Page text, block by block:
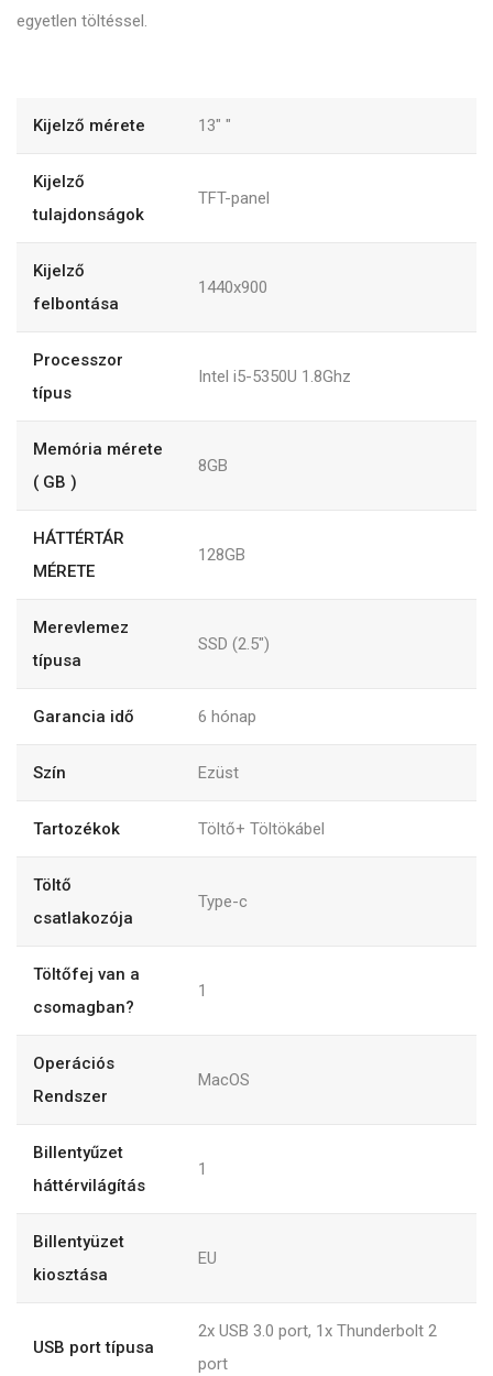
egyetlen töltéssel.
Kijelző mérete 13" "
Kijelző
tulajdonságok
TFT-panel
Kijelző
felbontása
1440x900
Processzor
típus
Intel i5-5350U 1.8Ghz
Memória mérete
( GB )
8GB
HÁTTÉRTÁR
MÉRETE
128GB
Merevlemez
típusa
SSD (2.5")
Garancia idő 6 hónap
Szín Ezüst
Tartozékok Töltő+ Töltökábel
Töltő
csatlakozója
Type-c
Töltőfej van a
csomagban?
1
Operációs
Rendszer
MacOS
Billentyűzet
háttérvilágítás
1
Billentyüzet
kiosztása
EU
USB port típusa
2x USB 3.0 port, 1x Thunderbolt 2
port